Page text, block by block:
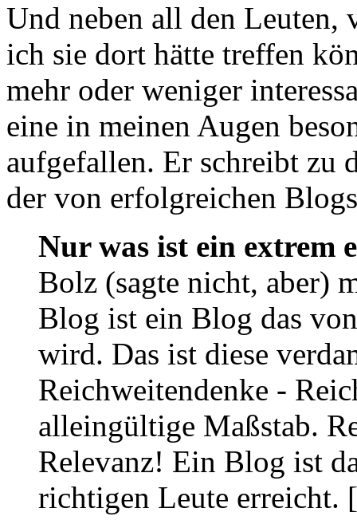
Und neben all den Leuten,
ich sie dort hätte treffen
mehr oder weniger
eine in meinen Augen
aufgefallen. Er schreibt zu
der von erfolgreichen
Nur was ist ein extrem
Bolz (sagte nicht, aber)
Blog ist ein Blog das
wird. Das ist diese
Reichweitendenke -
alleingültige Maßstab.
Relevanz! Ein Blog ist
richtigen Leute erreicht. [